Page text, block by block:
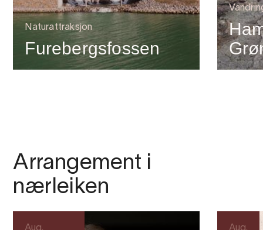
Naturattraksjon
Furebergsfossen
Arrangement i
nærleiken
Aug. Aug.